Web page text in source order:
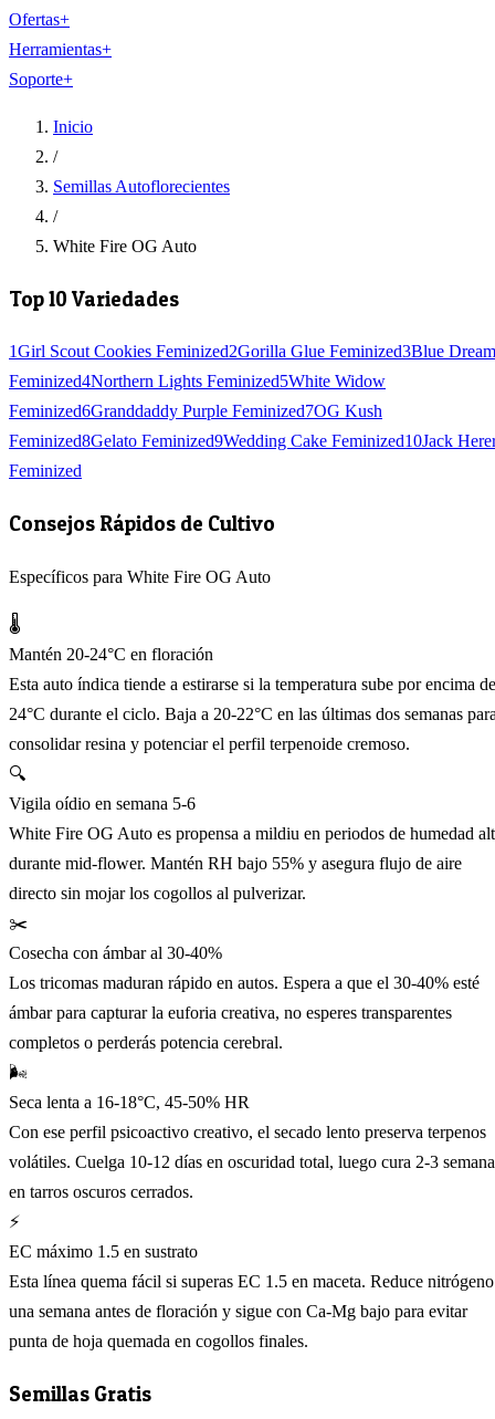
Ofertas+
Herramientas+
Soporte+
Inicio
/
Semillas Autoflorecientes
/
White Fire OG Auto
Top 10 Variedades
1Girl Scout Cookies Feminized2Gorilla Glue Feminized3Blue Dream
Feminized4Northern Lights Feminized5White Widow
Feminized6Granddaddy Purple Feminized7OG Kush
Feminized8Gelato Feminized9Wedding Cake Feminized10Jack
Feminized
Consejos Rápidos de Cultivo
Específicos para White Fire OG Auto
🌡️
Mantén 20-24°C en floración
Esta auto índica tiende a estirarse si la temperatura sube por encima de
24°C durante el ciclo. Baja a 20-22°C en las últimas dos semanas
consolidar resina y potenciar el perfil terpenoide cremoso.
🔍
Vigila oídio en semana 5-6
White Fire OG Auto es propensa a mildiu en periodos de humedad
durante mid-flower. Mantén RH bajo 55% y asegura flujo de aire
directo sin mojar los cogollos al pulverizar.
✂️
Cosecha con ámbar al 30-40%
Los tricomas maduran rápido en autos. Espera a que el 30-40% esté
ámbar para capturar la euforia creativa, no esperes transparentes
completos o perderás potencia cerebral.
🌬️
Seca lenta a 16-18°C, 45-50% HR
Con ese perfil psicoactivo creativo, el secado lento preserva terpenos
volátiles. Cuelga 10-12 días en oscuridad total, luego cura 2-3
en tarros oscuros cerrados.
⚡
EC máximo 1.5 en sustrato
Esta línea quema fácil si superas EC 1.5 en maceta. Reduce nitrógeno
una semana antes de floración y sigue con Ca-Mg bajo para evitar
punta de hoja quemada en cogollos finales.
Semillas Gratis